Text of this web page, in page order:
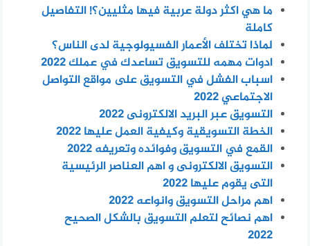
ما هي اكثر دولة عربية فيها مثليين؟! التفاصيل
كاملة
لماذا تختلف الأعمار الفسيولوجية لدى الناس؟
ادوات مهمه للتسويق تساعدك في عملك 2022
اسباب الفشل في التسويق على مواقع التواصل
الاجتماعي 2022
التسويق عبر البريد الالكترونى 2022
الخطة التسويقية وكيفية العمل عليها 2022
القمع في التسويق وفوائده وتعريفه 2022
التسويق الالكترونى و اهم العناصر الرئيسية
التى يقوم عليها 2022
اهم مراحل التسويق وانواعه 2022
اهم نصائح لتعلم التسويق بالشكل الصحيح
2022